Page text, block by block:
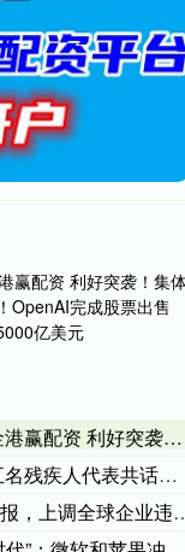
配资 利好突袭！集体大涨！OpenAI完成股票出售 估
人代表共话奋斗故事
全球企业违约预测至3.1